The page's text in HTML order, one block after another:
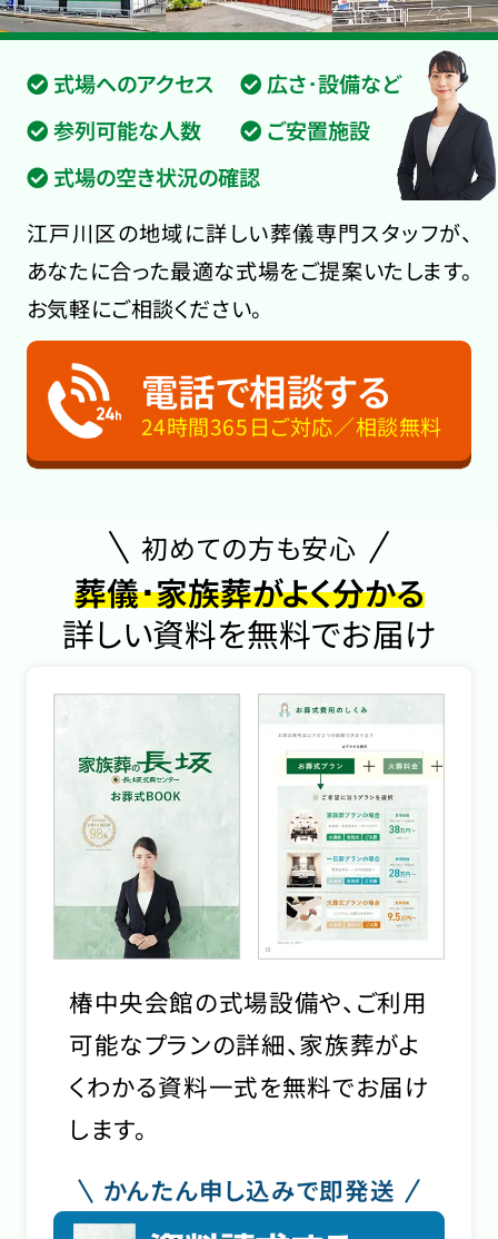
式場へのアクセス
広さ･設備など
参列可能な人数
ご安置施設
式場の空き状況の確認
江戸川区の地域に詳しい葬儀専門スタッフが、
あなたに合った最適な式場をご提案いたします。
お気軽にご相談ください。
電話で相談する
24時間365日ご対応／相談無料
初めての方も安心
葬儀･家族葬がよく分かる
詳しい資料を無料でお届け
椿中央会館の式場設備や、ご利用
可能なプランの詳細、家族葬がよ
くわかる資料一式を無料でお届け
します。
かんたん申し込みで即発送